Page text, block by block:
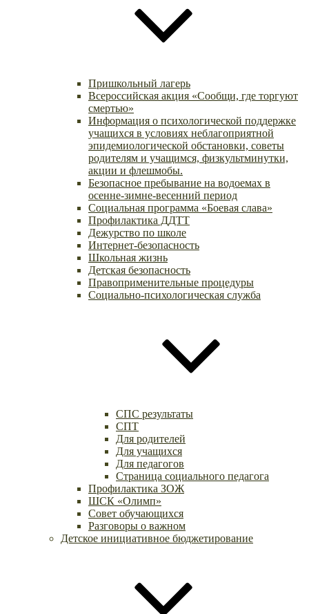
Пришкольный лагерь
Всероссийская акция «Сообщи, где торгуют
смертью»
Информация о психологической поддержке
учащихся в условиях неблагоприятной
эпидемиологической обстановки, советы
родителям и учащимся, физкультминутки,
акции и флешмобы.
Безопасное пребывание на водоемах в
осенне-зимне-весенний период
Социальная программа «Боевая слава»
Профилактика ДДТТ
Дежурство по школе
Интернет-безопасность
Школьная жизнь
Детская безопасность
Правоприменительные процедуры
Социально-психологическая служба
СПС результаты
СПТ
Для родителей
Для учащихся
Для педагогов
Страница социального педагога
Профилактика ЗОЖ
ШСК «Олимп»
Совет обучающихся
Разговоры о важном
Детское инициативное бюджетирование